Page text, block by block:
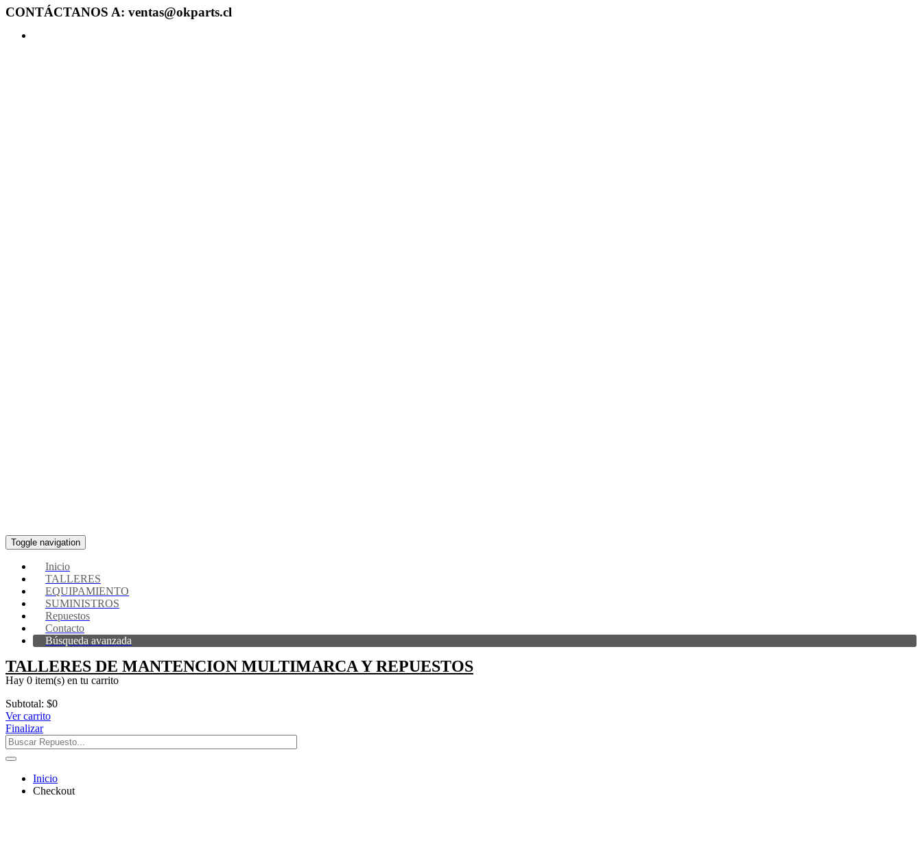
CONTÁCTANOS A: ventas@okparts.cl
Toggle navigation
Inicio
TALLERES
EQUIPAMIENTO
SUMINISTROS
Repuestos
Contacto
Búsqueda avanzada
TALLERES DE MANTENCION MULTIMARCA Y REPUESTOS
Hay 0 item(s) en tu carrito
Subtotal: $0
Ver carrito
Finalizar
Inicio
Checkout